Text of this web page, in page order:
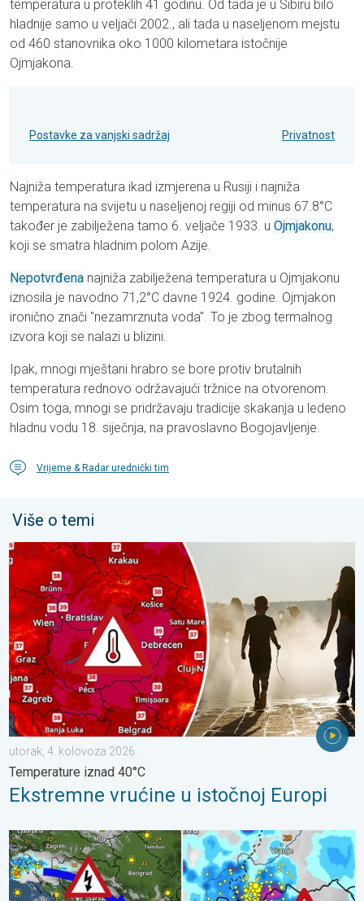
temperatura u proteklih 41 godinu. Od tada je u Sibiru bilo
hladnije samo u veljači 2002., ali tada u naseljenom mejstu
od 460 stanovnika oko 1000 kilometara istočnije
Ojmjakona.
Postavke za vanjski sadržaj Privatnost
Najniža temperatura ikad izmjerena u Rusiji i najniža
temperatura na svijetu u naseljenoj regiji od minus 67.8°C
također je zabilježena tamo 6. veljače 1933. u Ojmjakonu,
koji se smatra hladnim polom Azije.
Nepotvrđena najniža zabilježena temperatura u Ojmjakonu
iznosila je navodno 71,2°C davne 1924. godine. Ojmjakon
ironično znači "nezamrznuta voda". To je zbog termalnog
izvora koji se nalazi u blizini.
Ipak, mnogi mještani hrabro se bore protiv brutalnih
temperatura rednovo održavajući tržnice na otvorenom.
Osim toga, mnogi se pridržavaju tradicije skakanja u ledeno
hladnu vodu 18. siječnja, na pravoslavno Bogojavljenje.
Vrijeme & Radar urednički tim
Više o temi
Ekstremne vrućine u istočnoj Europi. Temperature iznad
utorak, 4. kolovoza 2026.
Temperature iznad 40°C
Ekstremne vrućine u istočnoj Europi
Pješčana oluja u Skoplju. Olujni i orkanski vjetar. . . srijeda, 22.